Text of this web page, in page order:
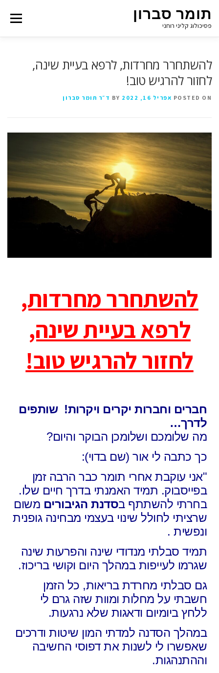
תומר סברון
פסיכולוג קליני רוחני
Menu
להשתחרר מחרדות, לרפא בעיית שינה,
לחזור להרגיש טוב!
POSTED ON אפריל 16, 2022 ד״ר תומר סברון
להשתחרר מחרדות,
לרפא בעיית שינה,
לחזור להרגיש טוב!
חברים וחברות יקרים ויקרות! שותפים
לדרך…
מה שלומכם ושלומכן הבוקר והיום?
כך כתבה לי אור (שם בדוי):
"אני עוקבת אחרי תומר כבר הרבה זמן
בפייסבוק. תמיד האמנתי בדרך חיים שלו.
בחרתי להשתתף בסדנת הגיבורים משום
שרציתי לחולל שינוי בעצמי מבחינה גופנית
ונפשית .
תמיד סבלתי מנדודי שינה והפרעות שינה
שגרמו לעייפות במהלך היום וקושי בריכוז.
גם סבלתי מחרדת בריאות, כל הזמן
חשבתי על מחלות ומוות שזה גרם לי
ללחץ ביומיום ודאגות שלא נרגעות.
במהלך הסדנה למדתי המון שיטות ודרכים
שאפשרו לי לשנות את דפוסי החשיבה
וההתנהגות.